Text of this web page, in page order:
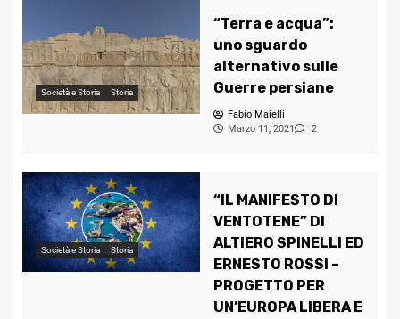
Società e Storia Storia
“Terra e acqua”:
uno sguardo
alternativo sulle
Guerre persiane
Fabio Maielli
Marzo 11, 2021
2
Società e Storia Storia
“IL MANIFESTO DI
VENTOTENE” DI
ALTIERO SPINELLI ED
ERNESTO ROSSI –
PROGETTO PER
UN’EUROPA LIBERA E